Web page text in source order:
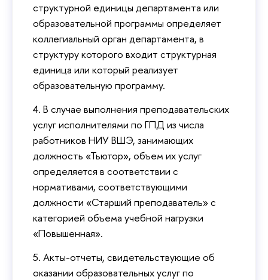
структурной единицы департамента или
образовательной программы определяет
коллегиальный орган департамента, в
структуру которого входит структурная
единица или который реализует
образовательную программу.
4. В случае выполнения преподавательских
услуг исполнителями по ГПД из числа
работников НИУ ВШЭ, занимающих
должность «Тьютор», объем их услуг
определяется в соответствии с
нормативами, соответствующими
должности «Старший преподаватель» с
категорией объема учебной нагрузки
«Повышенная».
5. Акты-отчеты, свидетельствующие об
оказании образовательных услуг по